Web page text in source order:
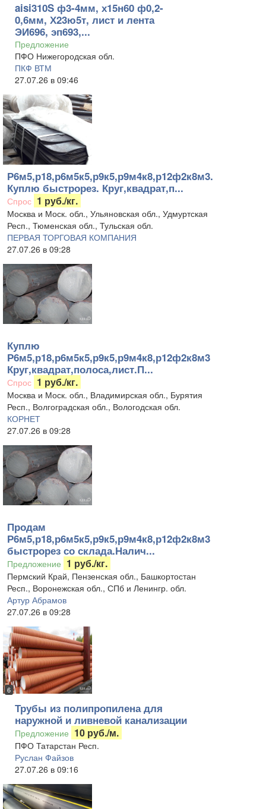
aisi310S ф3-4мм, х15н60 ф0,2-
0,6мм, Х23ю5т, лист и лента
ЭИ696, эп693,...
Предложение
ПФО Нижегородская обл.
ПКФ ВТМ
27.07.26 в 09:46
Р6м5,р18,р6м5к5,р9к5,р9м4к8,р12ф2к8м3.
Куплю быстрорез. Круг,квадрат,п...
Спрос 1 руб./кг.
Москва и Моск. обл., Ульяновская обл., Удмуртская
Респ., Тюменская обл., Тульская обл.
ПЕРВАЯ ТОРГОВАЯ КОМПАНИЯ
27.07.26 в 09:28
Куплю
Р6м5,р18,р6м5к5,р9к5,р9м4к8,р12ф2к8м3
Круг,квадрат,полоса,лист.П...
Спрос 1 руб./кг.
Москва и Моск. обл., Владимирская обл., Бурятия
Респ., Волгоградская обл., Вологодская обл.
КОРНЕТ
27.07.26 в 09:28
Продам
Р6м5,р18,р6м5к5,р9к5,р9м4к8,р12ф2к8м3
быстрорез со склада.Налич...
Предложение 1 руб./кг.
Пермский Край, Пензенская обл., Башкортостан
Респ., Воронежская обл., СПб и Ленингр. обл.
Артур Абрамов
27.07.26 в 09:28
6
Трубы из полипропилена для
наружной и ливневой канализации
Предложение 10 руб./м.
ПФО Татарстан Респ.
Руслан Файзов
27.07.26 в 09:16